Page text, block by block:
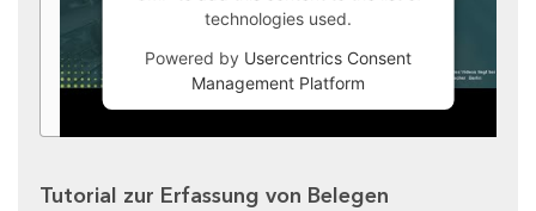
technologies used.
Powered by Usercentrics Consent
Management Platform
Tutorial zur Erfassung von Belegen